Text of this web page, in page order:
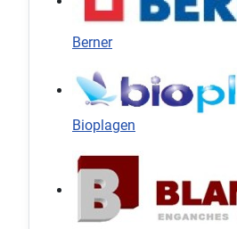
Berner
Bioplagen